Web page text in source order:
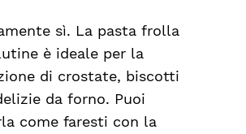
sì. La pasta frolla
è ideale per la
di crostate, biscotti
da forno. Puoi
come faresti con la